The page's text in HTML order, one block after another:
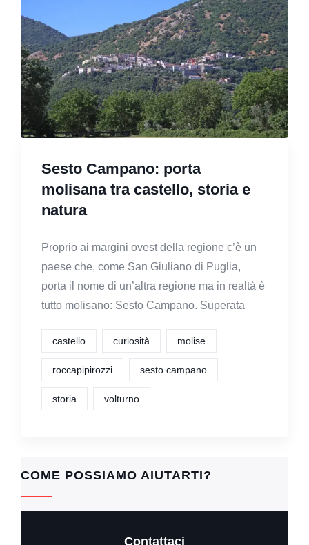
Sesto Campano: porta
molisana tra castello, storia e
natura
Proprio ai margini ovest della regione c’è un
paese che, come San Giuliano di Puglia,
porta il nome di un’altra regione ma in realtà è
tutto molisano: Sesto Campano. Superata
castello curiosità molise
roccapipirozzi sesto campano
storia volturno
COME POSSIAMO AIUTARTI?
Contattaci